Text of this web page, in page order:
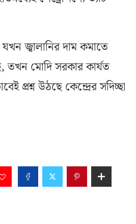
জ্বালানির দাম কমাতে
তখন মোদি সরকার কার্যত
প্রশ্ন উঠছে কেন্দ্রের সদিচ্ছা